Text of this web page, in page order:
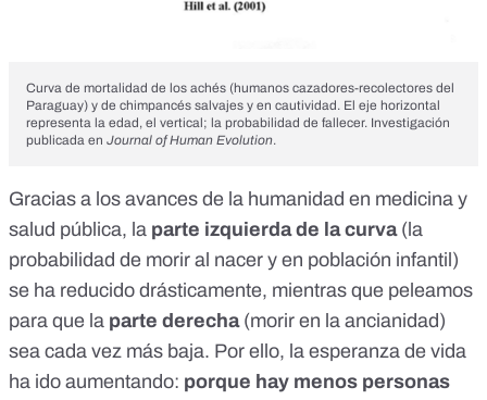
Curva de mortalidad de los achés (humanos cazadores-recolectores del
Paraguay) y de chimpancés salvajes y en cautividad. El eje horizontal
representa la edad, el vertical; la probabilidad de fallecer. Investigación
publicada en Journal of Human Evolution.
Gracias a los avances de la humanidad en medicina y
salud pública, la parte izquierda de la curva (la
probabilidad de morir al nacer y en población infantil)
se ha reducido drásticamente, mientras que peleamos
para que la parte derecha(morir en la ancianidad)
sea cada vez más baja. Por ello, la esperanza de vida
ha ido aumentando: porque hay menos personas